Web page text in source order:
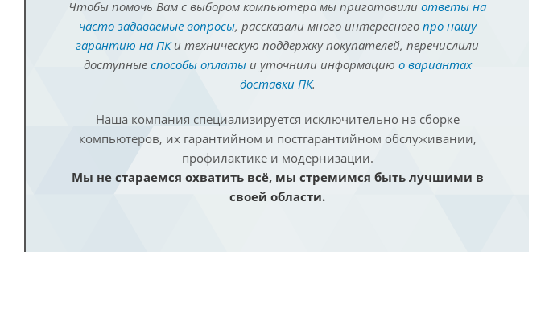
Чтобы помочь Вам с выбором компьютера мы приготовили ответы на
часто задаваемые вопросы, рассказали много интересного про нашу
гарантию на ПКи техническую поддержку покупателей, перечислили
доступные способы оплатыи уточнили информацию о вариантах
доставки ПК.
Наша компания специализируется исключительно на сборке
компьютеров, их гарантийном и постгарантийном обслуживании,
профилактике и модернизации.
Мы не стараемся охватить всё, мы стремимся быть лучшими в
своей области.